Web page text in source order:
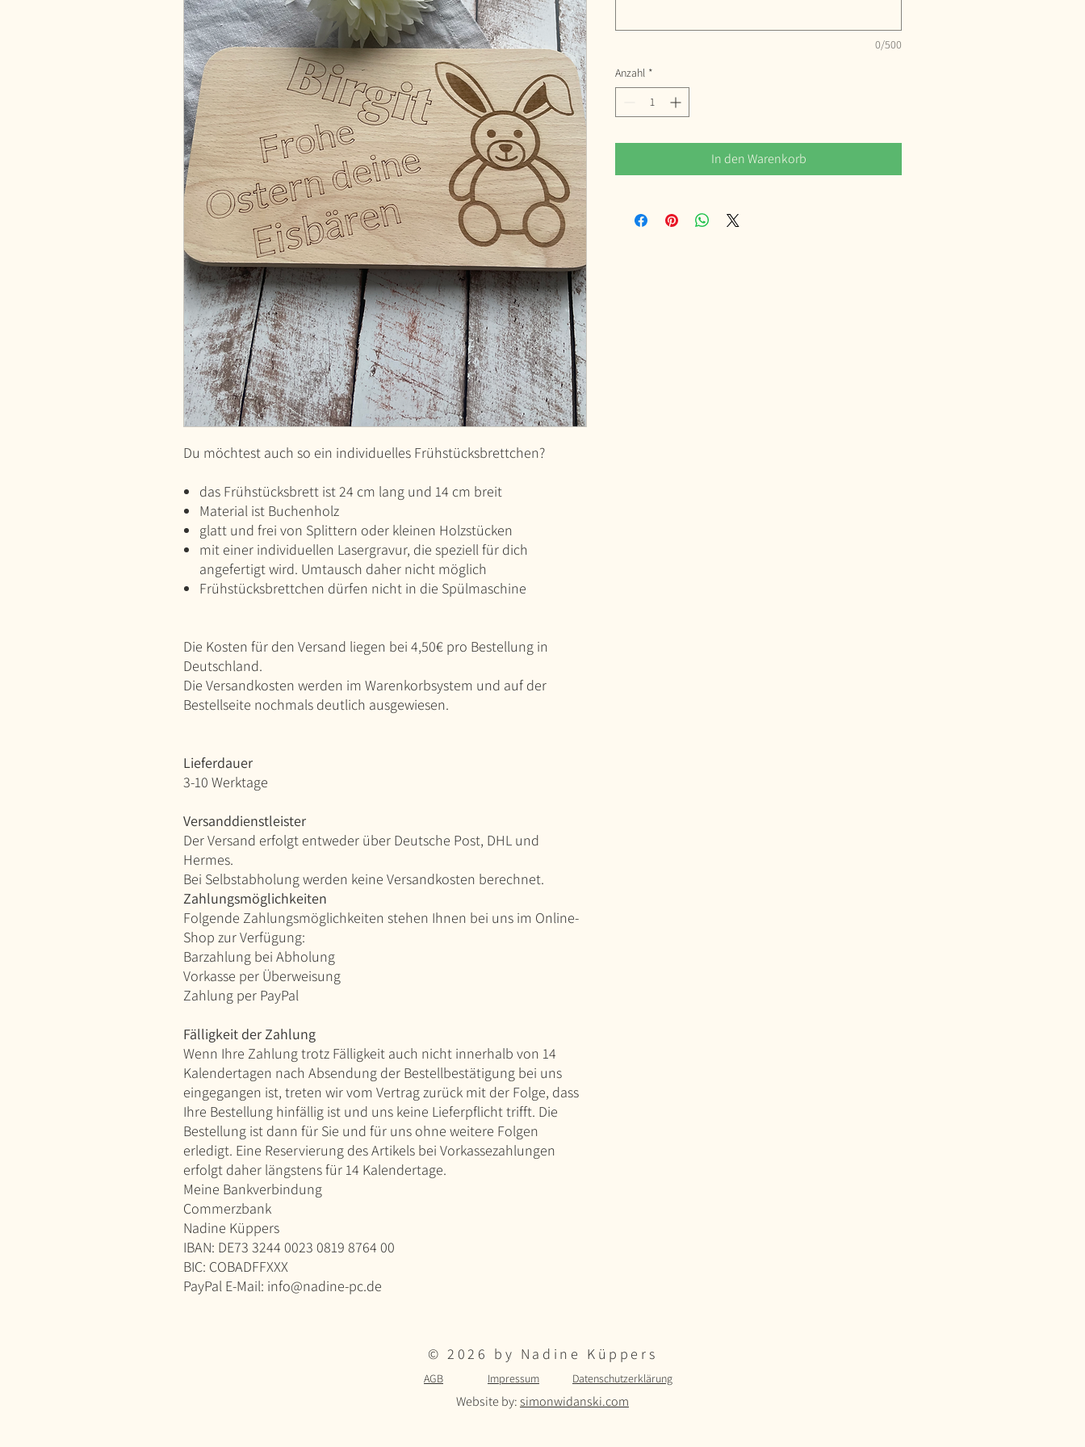
Du möchtest auch so ein individuelles Frühstücksbrettchen?
das Frühstücksbrett ist 24 cm lang und 14 cm breit
Material ist Buchenholz
glatt und frei von Splittern oder kleinen Holzstücken
mit einer individuellen Lasergravur, die speziell für dich
angefertigt wird. Umtausch daher nicht möglich
Frühstücksbrettchen dürfen nicht in die Spülmaschine
Die Kosten für den Versand liegen bei 4,50€ pro Bestellung in
Deutschland.
Die Versandkosten werden im Warenkorbsystem und auf der
Bestellseite nochmals deutlich ausgewiesen.
Lieferdauer
3-10 Werktage
Versanddienstleister
Der Versand erfolgt entweder über Deutsche Post, DHL und
Hermes.
Bei Selbstabholung werden keine Versandkosten berechnet.
Zahlungsmöglichkeiten
Folgende Zahlungsmöglichkeiten stehen Ihnen bei uns im Online-
Shop zur Verfügung:
Barzahlung bei Abholung
Vorkasse per Überweisung
Zahlung per PayPal
Fälligkeit der Zahlung
Wenn Ihre Zahlung trotz Fälligkeit auch nicht innerhalb von 14
Kalendertagen nach Absendung der Bestellbestätigung bei uns
eingegangen ist, treten wir vom Vertrag zurück mit der Folge, dass
Ihre Bestellung hinfällig ist und uns keine Lieferpflicht trifft. Die
Bestellung ist dann für Sie und für uns ohne weitere Folgen
erledigt. Eine Reservierung des Artikels bei Vorkassezahlungen
erfolgt daher längstens für 14 Kalendertage.
Meine Bankverbindung
Commerzbank
Nadine Küppers
IBAN: DE73 3244 0023 0819 8764 00
BIC: COBADFFXXX
PayPal E-Mail: info@nadine-pc.de
0/500
Anzahl *
In den Warenkorb
© 2026 by Nadine Küppers
AGB Impressum Datenschutzerklärung
Website by:simonwidanski.com